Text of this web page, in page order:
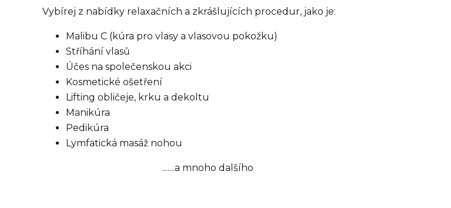
Vybírej z nabídky relaxačních a zkrášlujících procedur, jako je:
Malibu C (kúra pro vlasy a vlasovou pokožku)
Stříhání vlasů
Účes na společenskou akci
Kosmetické ošetření
Lifting obličeje, krku a dekoltu
Manikúra
Pedikúra
Lymfatická masáž nohou
.......a mnoho dalšího